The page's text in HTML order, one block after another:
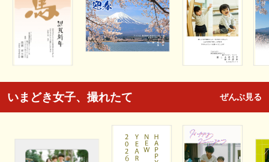
いまどき女子、撮れたて ぜんぶ見る